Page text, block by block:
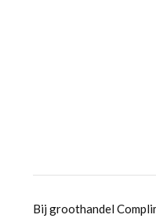
Bij groothandel